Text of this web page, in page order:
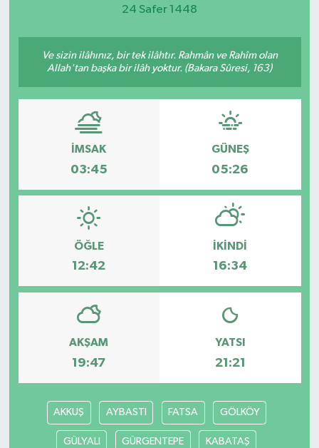
24 Safer 1448
Ve sizin ilâhınız, bir tek ilâhtır. Rahmân ve Rahîm olan
Allah'tan başka bir ilâh yoktur. (Bakara Sûresi, 163)
İMSAK
03:45
GÜNEŞ
05:26
ÖĞLE
12:42
İKINDI
16:34
AKŞAM
19:47
YATSI
21:21
AKKUŞ AYBASTI FATSA GÖLKÖY
GÜLYALI GÜRGENTEPE KABATAŞ
Etkinlikler